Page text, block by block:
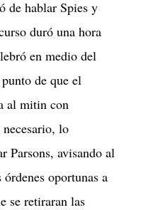
de hablar Spies y
duró una hora
en medio del
de que el
al mitin con
lo
Parsons, avisando al
oportunas a
se retiraran las